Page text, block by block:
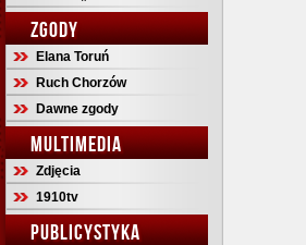
ZGODY
Elana Toruń
Ruch Chorzów
Dawne zgody
MULTIMEDIA
Zdjęcia
1910tv
PUBLICYSTYKA